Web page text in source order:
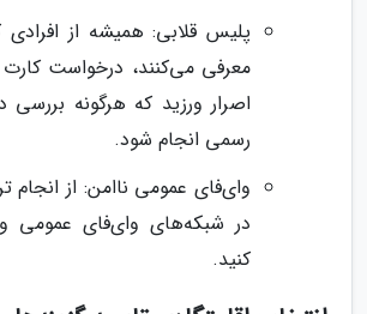
پلیس قلابی: همیشه از
معرفی می‌کنند، درخواست
اصرار ورزید که هرگونه بررسی
رسمی انجام شود.
وای‌فای عمومی ناامن: از انجام
در شبکه‌های وای‌فای عمومی
کنید.